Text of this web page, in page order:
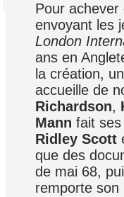
Pour
envoyant les
London
ans en
la création,
accueille de
Richardson,
Mann fait
Ridley Scott
que des
de mai 68,
remporte son